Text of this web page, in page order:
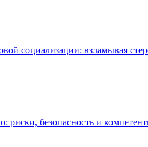
социализации: взламывая
риски, безопасность и